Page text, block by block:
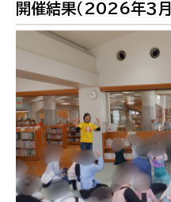
開催結果（2026年３